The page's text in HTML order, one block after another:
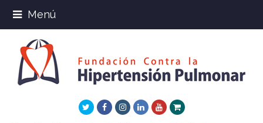
Menú
TwitterFacebookInstagram
LinkedInYoutube
Xing